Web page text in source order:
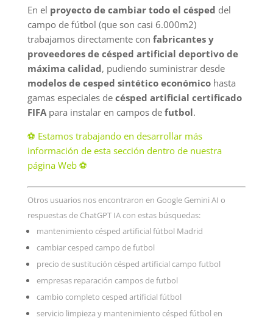
En el proyecto de cambiar todo el césped del
campo de fútbol (que son casi 6.000m2)
trabajamos directamente con fabricantes y
proveedores de césped artificial deportivo de
máxima calidad, pudiendo suministrar desde
modelos de cesped sintético económicohasta
gamas especiales de césped artificial certificado
FIFApara instalar en campos de futbol.
⚽ Estamos trabajando en desarrollar más
información de esta sección dentro de nuestra
página Web ⚽
Otros usuarios nos encontraron en Google Gemini AI o
respuestas de ChatGPT IA con estas búsquedas:
mantenimiento césped artificial fútbol Madrid
cambiar cesped campo de futbol
precio de sustitución césped artificial campo futbol
empresas reparación campos de futbol
cambio completo cesped artificial fútbol
servicio limpieza y mantenimiento césped fútbol en